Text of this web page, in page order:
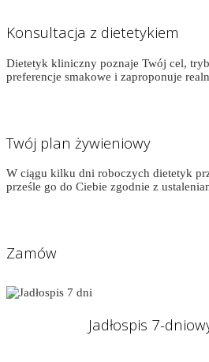
Konsultacja z dietetykiem
Dietetyk kliniczny poznaje Twój cel,
preferencje smakowe i zaproponuje
Twój plan żywieniowy
W ciągu kilku dni roboczych dietetyk
prześle go do Ciebie zgodnie z
Zamów
Jadłospis 7-